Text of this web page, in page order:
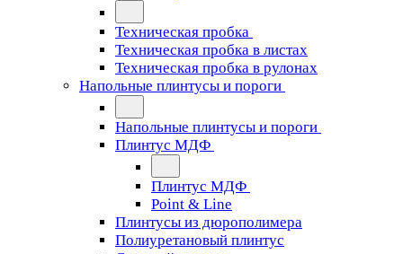
Техническая пробка
Техническая пробка в листах
Техническая пробка в рулонах
Напольные плинтусы и пороги
Напольные плинтусы и пороги
Плинтус МДФ
Плинтус МДФ
Point & Line
Плинтусы из дюрополимера
Полиуретановый плинтус